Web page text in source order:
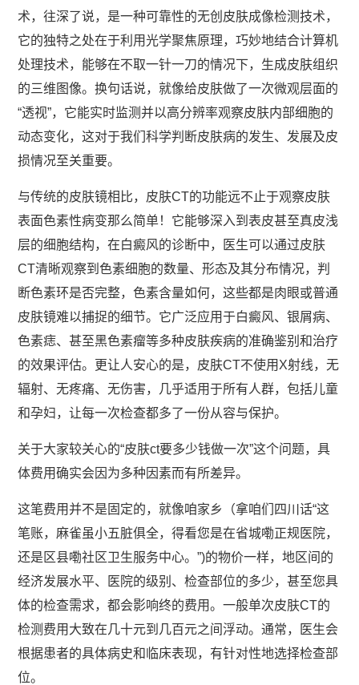
术，往深了说，是一种可靠性的无创皮肤成像检测技术，
它的独特之处在于利用光学聚焦原理，巧妙地结合计算机
处理技术，能够在不取一针一刀的情况下，生成皮肤组织
的三维图像。换句话说，就像给皮肤做了一次微观层面的
“透视”，它能实时监测并以高分辨率观察皮肤内部细胞的
动态变化，这对于我们科学判断皮肤病的发生、发展及皮
损情况至关重要。
与传统的皮肤镜相比，皮肤CT的功能远不止于观察皮肤
表面色素性病变那么简单！它能够深入到表皮甚至真皮浅
层的细胞结构，在白癜风的诊断中，医生可以通过皮肤
CT清晰观察到色素细胞的数量、形态及其分布情况，判
断色素环是否完整，色素含量如何，这些都是肉眼或普通
皮肤镜难以捕捉的细节。它广泛应用于白癜风、银屑病、
色素痣、甚至黑色素瘤等多种皮肤疾病的准确鉴别和治疗
的效果评估。更让人安心的是，皮肤CT不使用X射线，无
辐射、无疼痛、无伤害，几乎适用于所有人群，包括儿童
和孕妇，让每一次检查都多了一份从容与保护。
关于大家较关心的“皮肤ct要多少钱做一次”这个问题，具
体费用确实会因为多种因素而有所差异。
这笔费用并不是固定的，就像咱家乡（拿咱们四川话“这
笔账，麻雀虽小五脏俱全，得看您是在省城嘞正规医院，
还是区县嘞社区卫生服务中心。”)的物价一样，地区间的
经济发展水平、医院的级别、检查部位的多少，甚至您具
体的检查需求，都会影响终的费用。一般单次皮肤CT的
检测费用大致在几十元到几百元之间浮动。通常，医生会
根据患者的具体病史和临床表现，有针对性地选择检查部
位。